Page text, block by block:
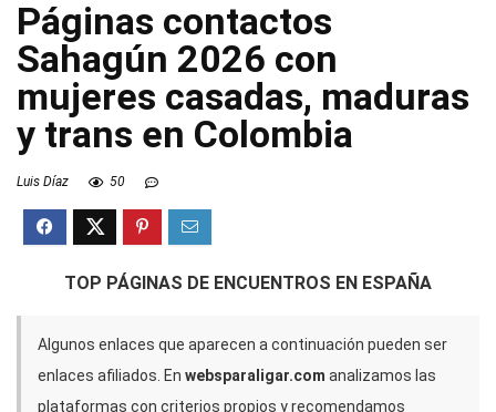
Inicio»Páginas Contactos Colombia»Páginas contactos
Sahagún 2026 con mujeres casadas, maduras y trans en
Colombia
Páginas Contactos Colombia
Páginas contactos
Sahagún 2026 con
mujeres casadas, maduras
y trans en Colombia
Luis Díaz 50
TOP PÁGINAS DE ENCUENTROS EN ESPAÑA